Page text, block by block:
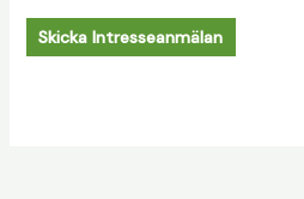
Skicka Intresseanmälan